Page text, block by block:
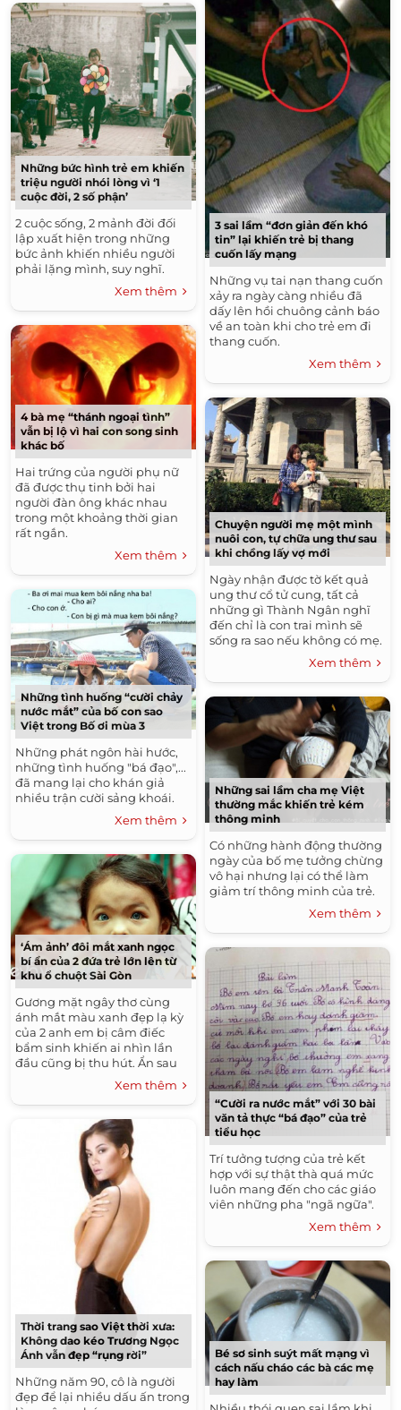
Những bức hình trẻ em khiến
triệu người nhói lòng vì ‘1
cuộc đời, 2 số phận’
2 cuộc sống, 2 mảnh đời đối
lập xuất hiện trong những
bức ảnh khiến nhiều người
phải lặng mình, suy nghĩ.
Xem thêm
4 bà mẹ “thánh ngoại tình”
vẫn bị lộ vì hai con song sinh
khác bố
Hai trứng của người phụ nữ
đã được thụ tinh bởi hai
người đàn ông khác nhau
trong một khoảng thời gian
rất ngắn.
Xem thêm
Những tình huống “cười chảy
nước mắt” của bố con sao
Việt trong Bố ơi mùa 3
Những phát ngôn hài hước,
những tình huống "bá đạo",...
đã mang lại cho khán giả
nhiều trận cười sảng khoái.
Xem thêm
‘Ám ảnh’ đôi mắt xanh ngọc
bí ẩn của 2 đứa trẻ lớn lên từ
khu ổ chuột Sài Gòn
Gương mặt ngây thơ cùng
ánh mắt màu xanh đẹp lạ kỳ
của 2 anh em bị câm điếc
bẩm sinh khiến ai nhìn lần
đầu cũng bị thu hút. Ẩn sau
ánh mắt ấy là câu chuyện
buồn của 2 số phận đáng
thương nơi xóm nghèo.
Xem thêm
Thời trang sao Việt thời xưa:
Không dao kéo Trương Ngọc
Ánh vẫn đẹp “rụng rời”
Những năm 90, cô là người
đẹp để lại nhiều dấu ấn trong
3 sai lầm “đơn giản đến khó
tin” lại khiến trẻ bị thang
cuốn lấy mạng
Những vụ tai nạn thang cuốn
xảy ra ngày càng nhiều đã
dấy lên hồi chuông cảnh báo
về an toàn khi cho trẻ em đi
thang cuốn.
Xem thêm
Chuyện người mẹ một mình
nuôi con, tự chữa ung thư sau
khi chồng lấy vợ mới
Ngày nhận được tờ kết quả
ung thư cổ tử cung, tất cả
những gì Thành Ngân nghĩ
đến chỉ là con trai mình sẽ
sống ra sao nếu không có mẹ.
Xem thêm
Những sai lầm cha mẹ Việt
thường mắc khiến trẻ kém
thông minh
Có những hành động thường
ngày của bố mẹ tưởng chừng
vô hại nhưng lại có thể làm
giảm trí thông minh của trẻ.
Xem thêm
“Cười ra nước mắt” với 30 bài
văn tả thực “bá đạo” của trẻ
tiểu học
Trí tưởng tượng của trẻ kết
hợp với sự thật thà quá mức
luôn mang đến cho các giáo
viên những pha "ngã ngữa".
Xem thêm
Bé sơ sinh suýt mất mạng vì
cách nấu cháo các bà các mẹ
hay làm